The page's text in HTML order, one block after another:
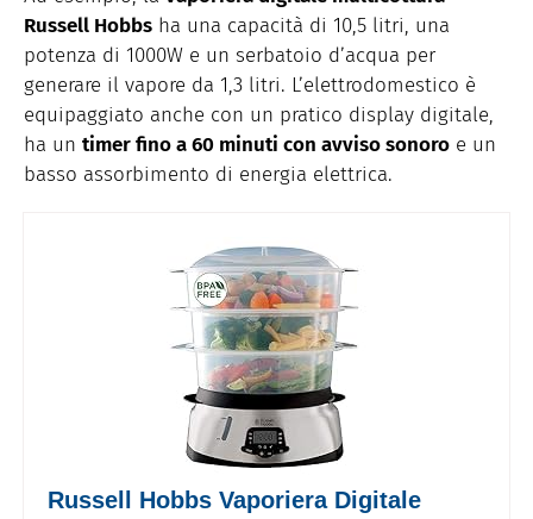
Russell Hobbs ha una capacità di 10,5 litri, una
potenza di 1000W e un serbatoio d’acqua per
generare il vapore da 1,3 litri. L’elettrodomestico è
equipaggiato anche con un pratico display digitale,
ha un timer fino a 60 minuti con avviso sonoro e un
basso assorbimento di energia elettrica.
Russell Hobbs Vaporiera Digitale